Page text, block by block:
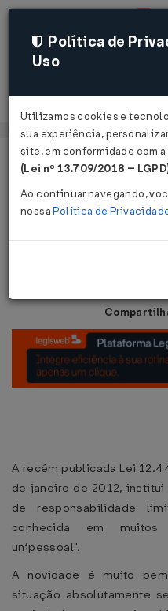
Página Inicial Notícias
Boas-vindas à
1 ago 2011 -
A recém publicada Lei
de janeiro de 2012,
de responsabilidade
conhecida em
unipessoal".
A novidade é muito
situação absolutamente
Política de
Uso
Utilizamos cookies e
sua experiência,
site, em conformidade com a
(Lei nº 13.709/2018 –
Ao continuar navegando,
nossaPolítica de